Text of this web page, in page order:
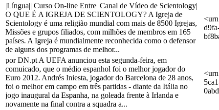
|Língua|| Curso On-line Entre |Canal de Vídeo de Scientology|
O QUE É A IGREJA DE SCIENTOLOGY? A Igreja de
Scientology é uma religião mundial com mais de 8500 Igrejas,
Missões e grupos filiados, com milhões de membros em 165
países. A Igreja é mundialmente reconhecida como o defensor
de alguns dos programas de melhor...
por DN.pt A UEFA anunciou esta segunda-feira, em
comuicado, que o médio espanhol foi o melhor jogador do
Euro 2012. Andrés Iniesta, jogador do Barcelona de 28 anos,
foi o melhor em campo em três partidas - diante da Itália no
jogo inaugural da Espanha, na goleada frente à Irlanda e
novamente na final contra a squadra a...